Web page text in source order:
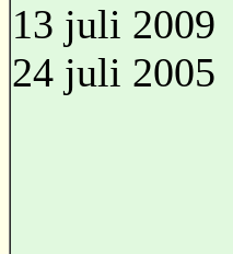
13 juli 2009
24 juli 2005